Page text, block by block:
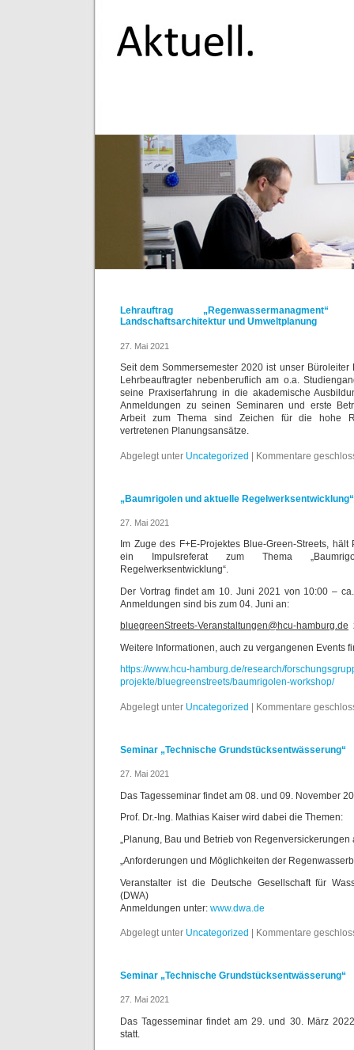
Lehrauftrag
Landschaftsarchitektur und Umweltplanung
27. Mai 2021
Seit dem Sommersemester 2020 ist unser Büroleiter
Lehrbeauftragter nebenberuflich am o.a.
seine Praxiserfahrung in die akademische
Anmeldungen zu seinen Seminaren und erste
Arbeit zum Thema sind Zeichen für die hohe
vertretenen Planungsansätze.
Abgelegt unter Uncategorized | Kommentare
„Baumrigolen und aktuelle Regelwerksentwicklung“
27. Mai 2021
Im Zuge des F+E-Projektes Blue-Green-Streets, hält
ein Impulsreferat zum Thema
Regelwerksentwicklung“.
Der Vortrag findet am 10. Juni 2021 von 10:00 –
Anmeldungen sind bis zum 04. Juni an:
bluegreenStreets-Veranstaltungen@hcu-hamburg.de
Weitere Informationen, auch zu vergangenen Events
https://www.hcu-hamburg.de/research/
projekte/bluegreenstreets/baumrigolen-workshop/
Abgelegt unter Uncategorized | Kommentare
Seminar „Technische Grundstücksentwässerung“
27. Mai 2021
Das Tagesseminar findet am 08. und 09. November
Prof. Dr.-Ing. Mathias Kaiser wird dabei die Themen:
„Planung, Bau und Betrieb von Regenversickerungen
„Anforderungen und Möglichkeiten der
Veranstalter ist die Deutsche Gesellschaft für
(DWA)
Anmeldungen unter: www.dwa.de
Abgelegt unter Uncategorized Kommentare
Seminar „Technische Grundstücksentwässerung“
27. Mai 2021
Das Tagesseminar findet am 29. und 30. März
statt.